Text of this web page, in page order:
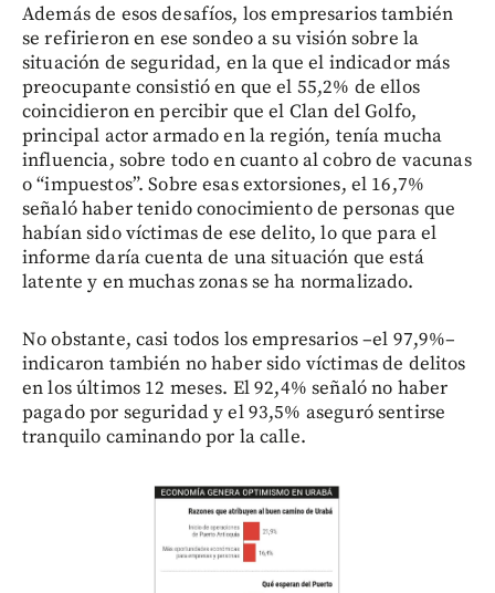
Además de esos desafíos, los empresarios también
se refirieron en ese sondeo a su visión sobre la
situación de seguridad, en la que el indicador más
preocupante consistió en que el 55,2% de ellos
coincidieron en percibir que el Clan del Golfo,
principal actor armado en la región, tenía mucha
influencia, sobre todo en cuanto al cobro de vacunas
o “impuestos”. Sobre esas extorsiones, el 16,7%
señaló haber tenido conocimiento de personas que
habían sido víctimas de ese delito, lo que para el
informe daría cuenta de una situación que está
latente y en muchas zonas se ha normalizado.
No obstante, casi todos los empresarios –el 97,9%–
indicaron también no haber sido víctimas de delitos
en los últimos 12 meses. El 92,4% señaló no haber
pagado por seguridad y el 93,5% aseguró sentirse
tranquilo caminando por la calle.